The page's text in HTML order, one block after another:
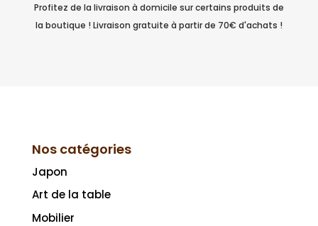
Profitez de la livraison à domicile sur certains produits de
la boutique ! Livraison gratuite à partir de 70€ d'achats !
Nos catégories
Japon
Art de la table
Mobilier